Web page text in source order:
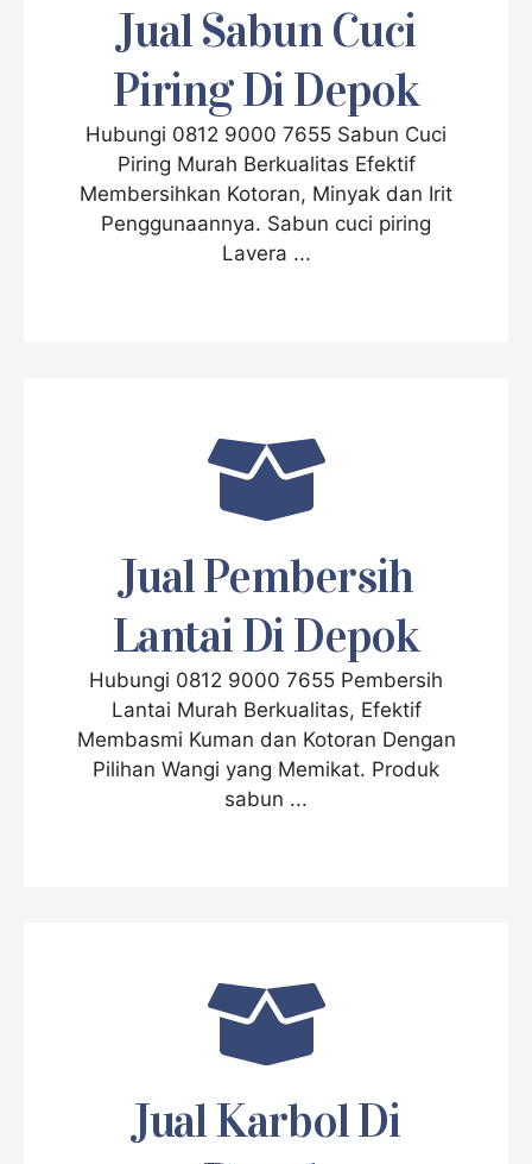
Jual Sabun Cuci
Piring Di Depok
Hubungi 0812 9000 7655 Sabun Cuci
Piring Murah Berkualitas Efektif
Membersihkan Kotoran, Minyak dan Irit
Penggunaannya. Sabun cuci piring
Lavera ...
Jual Pembersih
Lantai Di Depok
Hubungi 0812 9000 7655 Pembersih
Lantai Murah Berkualitas, Efektif
Membasmi Kuman dan Kotoran Dengan
Pilihan Wangi yang Memikat. Produk
sabun ...
Jual Karbol Di